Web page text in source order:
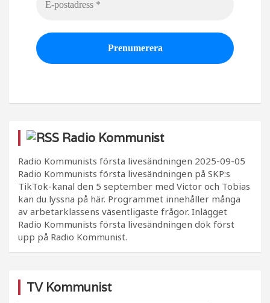
Radio Kommunist
Radio Kommunists första livesändningen 2025-09-05
Radio Kommunists första livesändningen på SKP:s
TikTok-kanal den 5 september med Victor och Tobias
kan du lyssna på här. Programmet innehåller många
av arbetarklassens väsentligaste frågor. Inlägget
Radio Kommunists första livesändningen dök först
upp på Radio Kommunist.
TV Kommunist